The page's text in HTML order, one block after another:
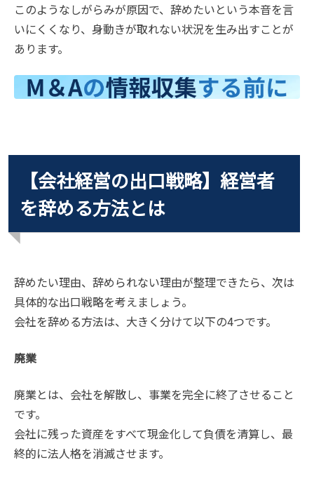
このようなしがらみが原因で、辞めたいという本音を言
いにくくなり、身動きが取れない状況を生み出すことが
あります。
【会社経営の出口戦略】経営者
を辞める方法とは
辞めたい理由、辞められない理由が整理できたら、次は
具体的な出口戦略を考えましょう。
会社を辞める方法は、大きく分けて以下の4つです。
廃業
廃業とは、会社を解散し、事業を完全に終了させること
です。
会社に残った資産をすべて現金化して負債を清算し、最
終的に法人格を消滅させます。